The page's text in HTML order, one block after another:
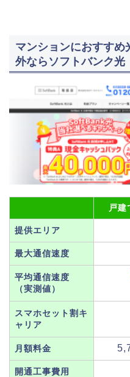
マンションにおすす
外ならソフトバンク光
戸建
提供エリア
最大通信速度
平均通信速度
（実測値）
スマホセット割キ
ャリア
月額料金
開通工事費用